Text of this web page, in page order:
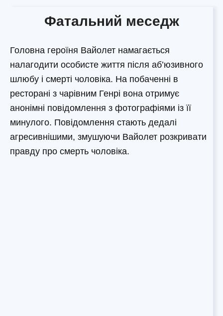
Фатальний меседж
Головна героїня Вайолет намагається
налагодити особисте життя після аб’юзивного
шлюбу і смерті чоловіка. На побаченні в
ресторані з чарівним Генрі вона отримує
анонімні повідомлення з фотографіями із її
минулого. Повідомлення стають дедалі
агресивнішими, змушуючи Вайолет розкривати
правду про смерть чоловіка.